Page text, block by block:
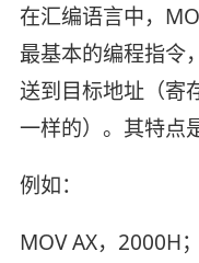
在汇编语言中，
最基本的编程指令
送到目标地址（寄
一样的）。其特点
例如：
MOV AX，2000H